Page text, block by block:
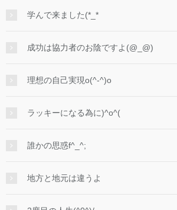
学んで来ました(*_*
成功は協力者のお陰ですよ(@_@)
理想の自己実現o(^-^)o
ラッキーになる為に)^o^(
誰かの思惑f^_^;
地方と地元は違うよ